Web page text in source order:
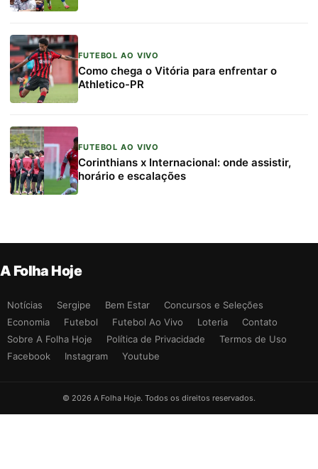
FUTEBOL AO VIVO
Como chega o Vitória para enfrentar o
Athletico-PR
FUTEBOL AO VIVO
Corinthians x Internacional: onde assistir,
horário e escalações
A Folha Hoje
Notícias Sergipe Bem Estar
Concursos e Seleções
Economia
Futebol Futebol Ao Vivo Loteria
Contato
Sobre A Folha Hoje
Política de Privacidade
Termos de Uso
Facebook
Instagram Youtube
© 2026 A Folha Hoje. Todos os direitos reservados.